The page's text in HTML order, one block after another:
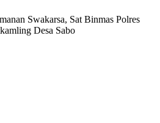
Swakarsa, Sat Binmas Polres
Desa Sabo